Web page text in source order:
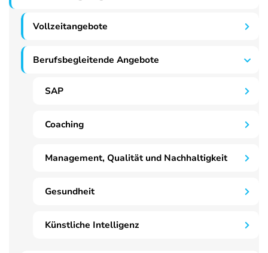
Vollzeitangebote
Berufsbegleitende Angebote
SAP
Coaching
Management, Qualität und Nachhaltigkeit
Gesundheit
Künstliche Intelligenz